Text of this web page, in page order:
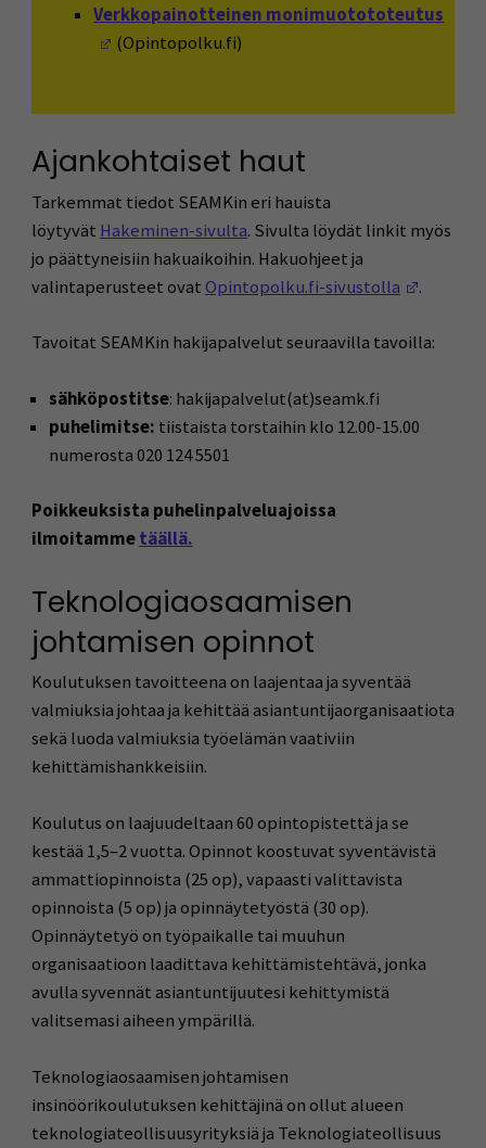
Verkkopainotteinen monimuotototeutus
(Avautuu uuteen ikkunaan)
(Opintopolku.fi)
Ajankohtaiset haut
Tarkemmat tiedot SEAMKin eri hauista
löytyvät Hakeminen-sivulta. Sivulta löydät linkit myös
jo päättyneisiin hakuaikoihin. Hakuohjeet ja
valintaperusteet ovat Opintopolku.fi-sivustolla .
Tavoitat SEAMKin hakijapalvelut seuraavilla tavoilla:
sähköpostitse: hakijapalvelut(at)seamk.fi
puhelimitse: tiistaista torstaihin klo 12.00-15.00
numerosta 020 124 5501
Poikkeuksista puhelinpalveluajoissa
ilmoitammetäällä.
Teknologiaosaamisen
johtamisen opinnot
Koulutuksen tavoitteena on laajentaa ja syventää
valmiuksia johtaa ja kehittää asiantuntijaorganisaatiota
sekä luoda valmiuksia työelämän vaativiin
kehittämishankkeisiin.
Koulutus on laajuudeltaan 60 opintopistettä ja se
kestää 1,5–2 vuotta. Opinnot koostuvat syventävistä
ammattiopinnoista (25 op), vapaasti valittavista
opinnoista (5 op) ja opinnäytetyöstä (30 op).
Opinnäytetyö on työpaikalle tai muuhun
organisaatioon laadittava kehittämistehtävä, jonka
avulla syvennät asiantuntijuutesi kehittymistä
valitsemasi aiheen ympärillä.
Teknologiaosaamisen johtamisen
insinöörikoulutuksen kehittäjinä on ollut alueen
teknologiateollisuusyrityksiä ja Teknologiateollisuus